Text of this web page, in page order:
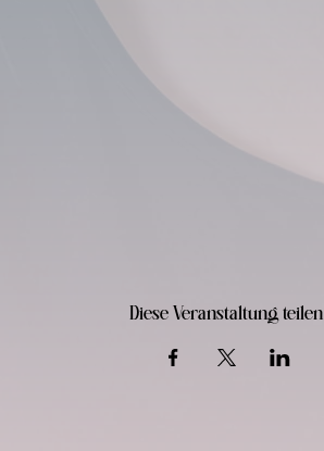
Diese Veranstaltung teilen